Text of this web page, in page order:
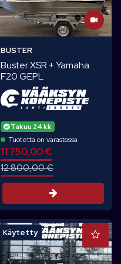
BUSTER
Buster XSR + Yamaha
F20 GEPL
Takuu 24 kk
Tuotetta on varastossa
11 750,00 €
12 800,00 €
Käytetty